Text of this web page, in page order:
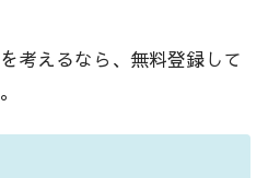
考えるなら、無料登録して